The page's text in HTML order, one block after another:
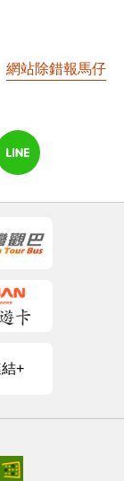
網站除錯報馬仔
+